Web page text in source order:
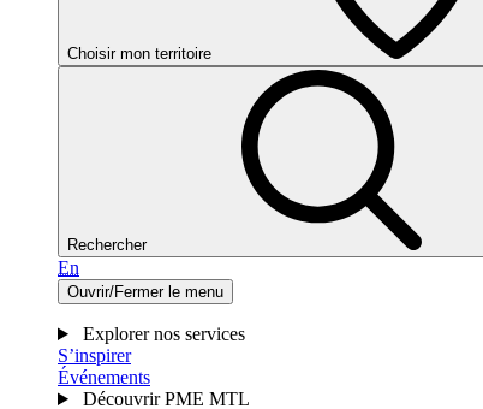
Choisir mon territoire
Rechercher
En
Ouvrir/Fermer le menu
Explorer nos services
S’inspirer
Événements
Découvrir PME MTL